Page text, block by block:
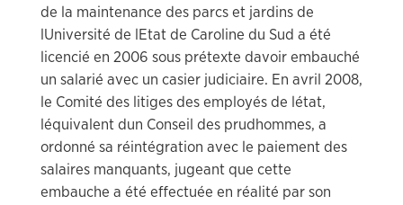
de la maintenance des parcs et jardins de
lUniversité de lEtat de Caroline du Sud a été
licencié en 2006 sous prétexte davoir embauché
un salarié avec un casier judiciaire. En avril 2008,
le Comité des litiges des employés de létat,
léquivalent dun Conseil des prudhommes, a
ordonné sa réintégration avec le paiement des
salaires manquants, jugeant que cette
embauche a été effectuée en réalité par son